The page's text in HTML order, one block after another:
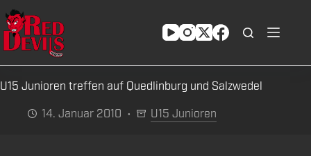
Zum
Inhalt
springen
U15 Junioren treffen auf Quedlinburg und Salzwedel
14. Januar 2010
U15 Junioren